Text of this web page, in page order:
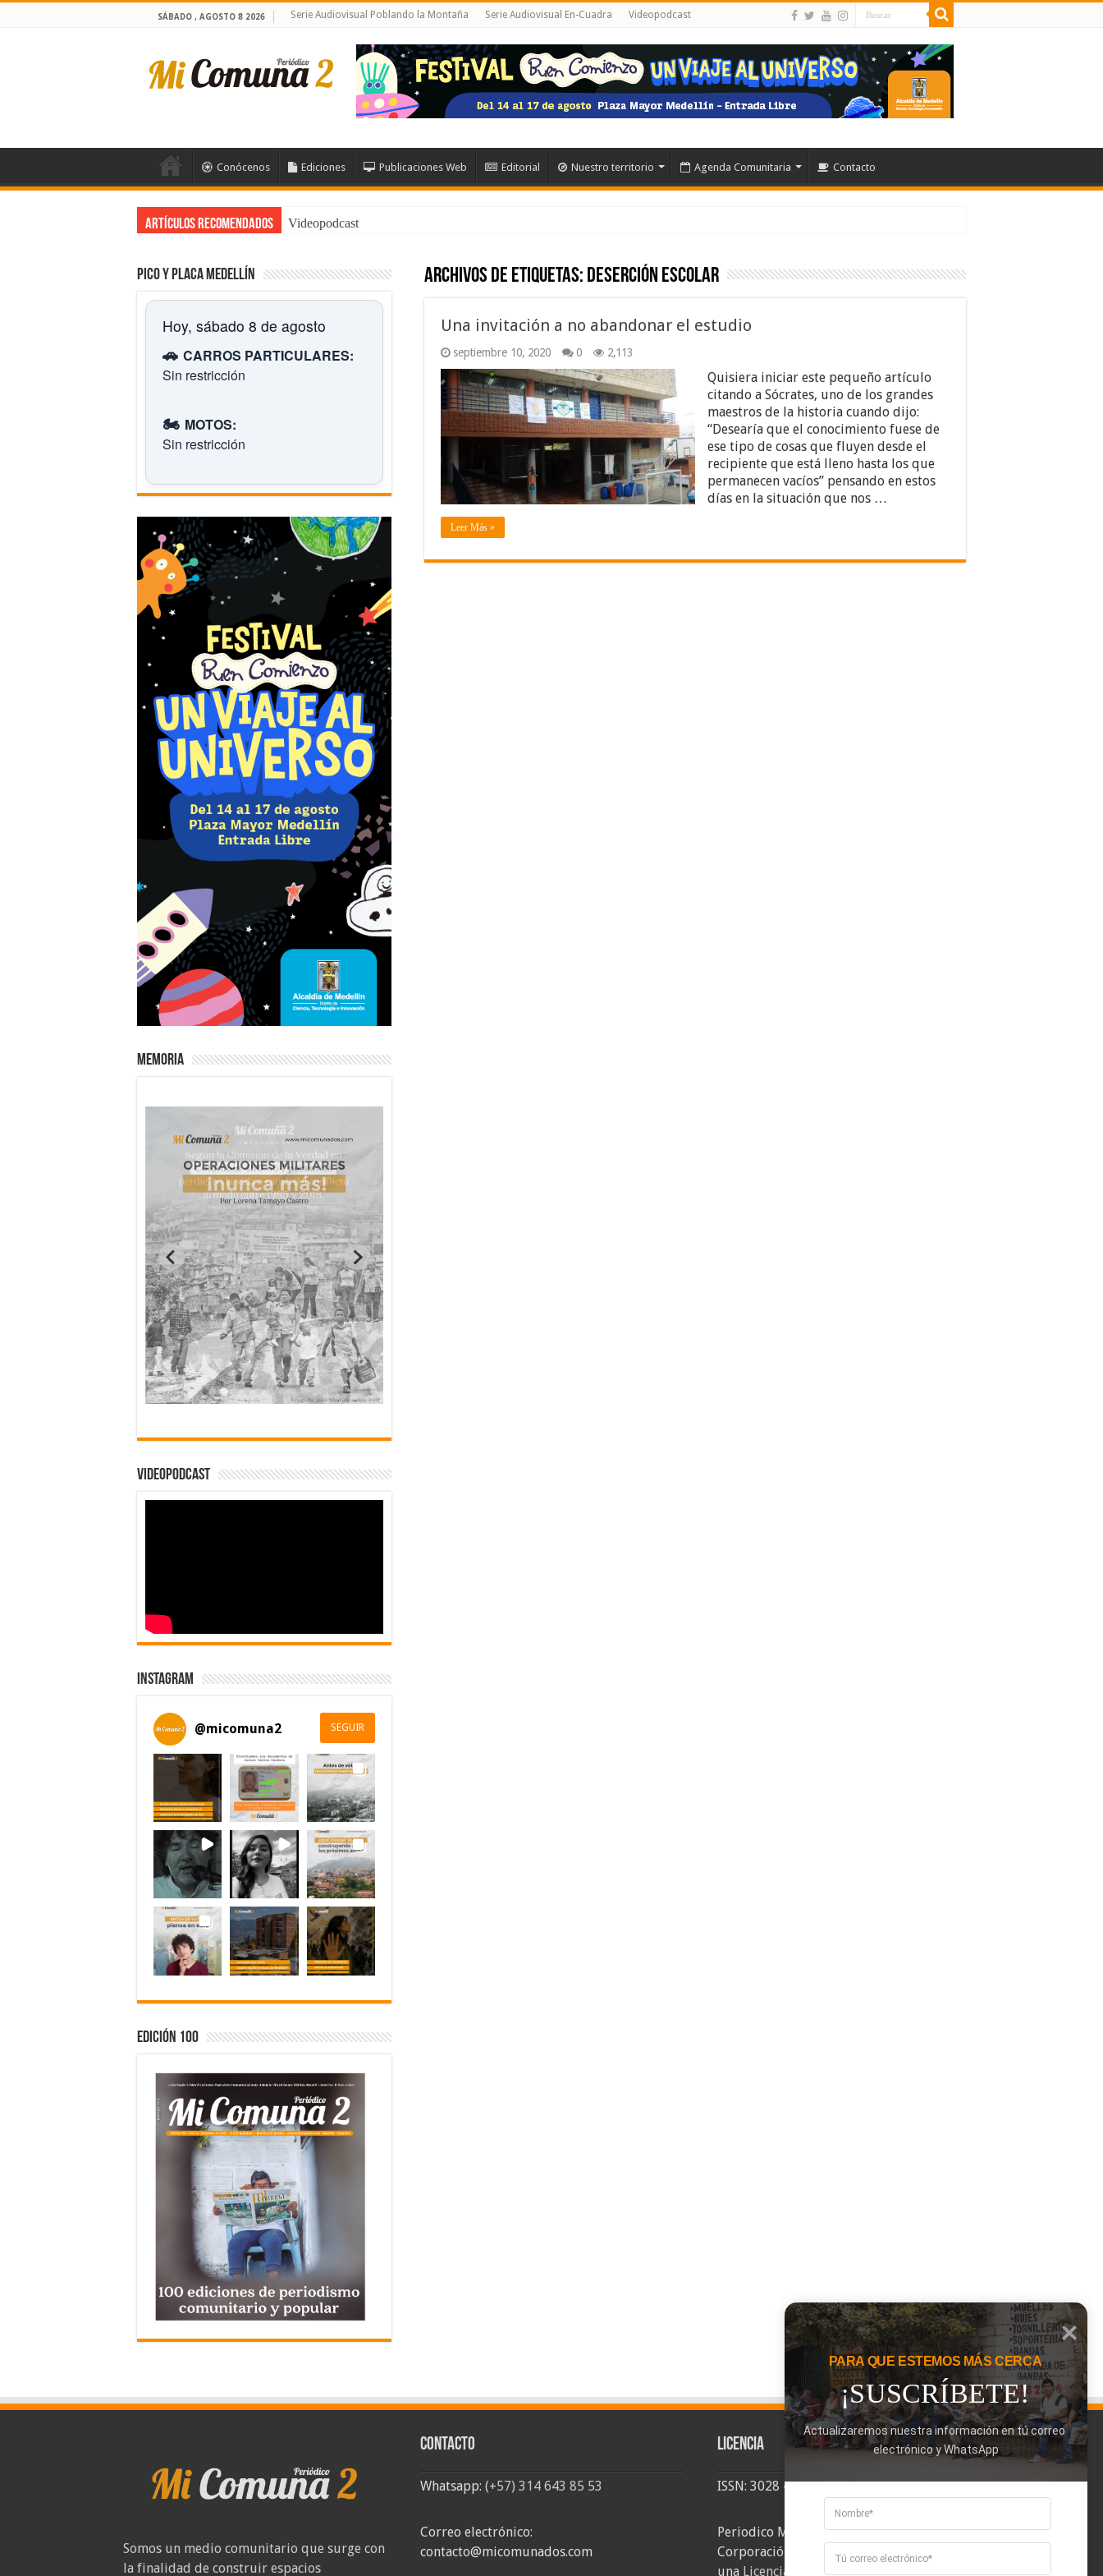
SÁBADO , AGOSTO 8 2026 Serie Audiovisual Poblando la Montaña Serie Audiovisual En-Cuadra Videopodcast
Conócenos Ediciones Publicaciones Web Editorial Nuestro territorio Agenda Comunitaria Contacto
Artículos Recomendados Videopodcast
Archivos de etiquetas: deserción escolar
Una invitación a no abandonar el estudio
septiembre 10, 2020 0 2,113
Quisiera iniciar este pequeño artículo
citando a Sócrates, uno de los grandes
maestros de la historia cuando dijo:
“Desearía que el conocimiento fuese de
ese tipo de cosas que fluyen desde el
recipiente que está lleno hasta los que
permanecen vacíos” pensando en estos
días en la situación que nos …
Leer Más »
Pico y placa Medellín
Hoy, sábado 8 de agosto
🚗 CARROS PARTICULARES:
Sin restricción
🏍️ MOTOS:
Sin restricción
Memoria
Videopodcast
Instagram
@micomuna2 SEGUIR
Edición 100
Somos un medio comunitario que surge con
la finalidad de construir espacios
Contacto
Whatsapp: (+57) 314 643 85 53
Correo electrónico:
contacto@micomunados.com
Licencia
ISSN: 3028 - 6026
Periodico Mi Comuna 2, elaborado por
Corporación Mi Comuna se distribuye bajo
una Licencia Creative Commons Atribución-
PARA QUE ESTEMOS MÁS CERCA
¡SUSCRÍBETE!
Actualizaremos nuestra información en tú correo
electrónico y WhatsApp